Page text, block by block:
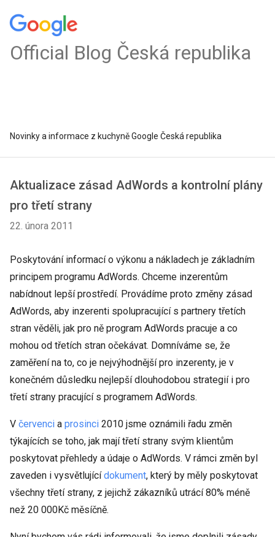
Official Blog Česká republika
Novinky a informace z kuchyně Google Česká republika
Aktualizace zásad AdWords a kontrolní plány
pro třetí strany
22. února 2011
Poskytování informací o výkonu a nákladech je základním
principem programu AdWords. Chceme inzerentům
nabídnout lepší prostředí. Provádíme proto změny zásad
AdWords, aby inzerenti spolupracující s partnery třetích
stran věděli, jak pro ně program AdWords pracuje a co
mohou od třetích stran očekávat. Domníváme se, že
zaměření na to, co je nejvýhodnější pro inzerenty, je v
konečném důsledku nejlepší dlouhodobou strategií i pro
třetí strany pracující s programem AdWords.
V červenci a prosinci 2010 jsme oznámili řadu změn
týkajících se toho, jak mají třetí strany svým klientům
poskytovat přehledy a údaje o AdWords. V rámci změn byl
zaveden i vysvětlujícídokument, který by měly poskytovat
všechny třetí strany, z jejichž zákazníků utrácí 80% méně
než 20 000Kč měsíčně.